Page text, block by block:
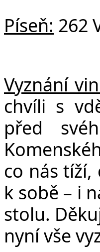
Píseň: 262
Vyznání
chvíli s
před
co nás tíží,
k sobě – i
stolu.
nyní vše